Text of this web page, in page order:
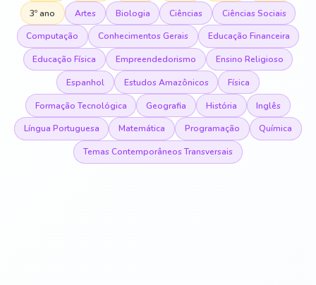
3º ano Artes Biologia Ciências Ciências Sociais
Computação Conhecimentos Gerais Educação Financeira
Educação Física Empreendedorismo Ensino Religioso
Espanhol Estudos Amazônicos Física
Formação Tecnológica Geografia História Inglês
Língua Portuguesa Matemática Programação Química
Temas Contemporâneos Transversais